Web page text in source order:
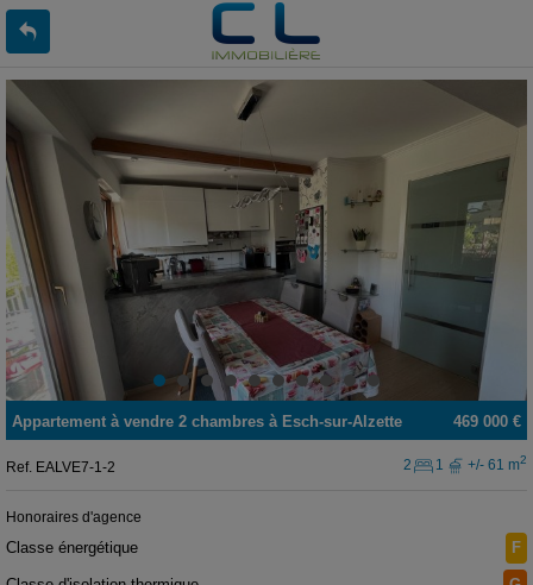
469 000 €
Appartement à vendre 2 chambres à Esch-sur-Alzette
Ref. EALVE7-1-2 2 1 +/- 61 m2
Honoraires d'agence
Classe énergétique F